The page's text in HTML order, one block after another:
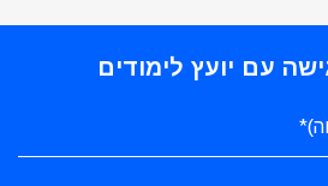
עם יועץ לימודים